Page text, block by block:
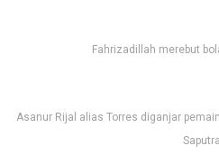
Fahrizadillah merebut
Asanur Rijal alias Torres diganjar
Saputra